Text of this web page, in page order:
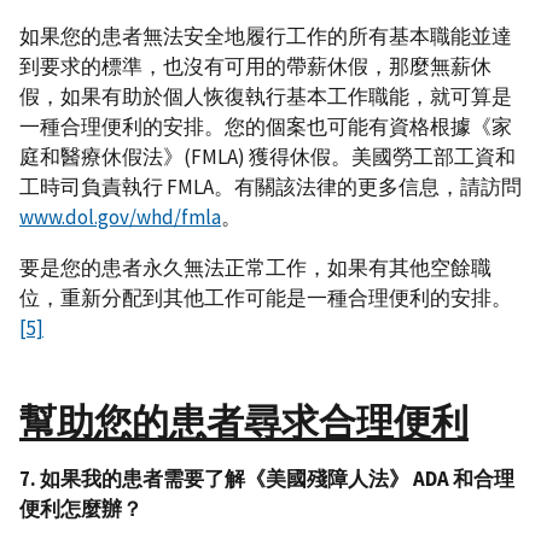
如果您的患者無法安全地履行工作的所有基本職能並達
到要求的標準，也沒有可用的帶薪休假，那麼無薪休
假，如果有助於個人恢復執行基本工作職能，就可算是
一種合理便利的安排。您的個案也可能有資格根據《家
庭和醫療休假法》(FMLA) 獲得休假。美國勞工部工資和
工時司負責執行 FMLA。有關該法律的更多信息，請訪問
www.dol.gov/whd/fmla。
要是您的患者永久無法正常工作，如果有其他空餘職
位，重新分配到其他工作可能是一種合理便利的安排。
[5]
幫助您的患者尋求合理便利
7. 如果我的患者需要了解《美國殘障人法》 ADA 和合理
便利怎麼辦？